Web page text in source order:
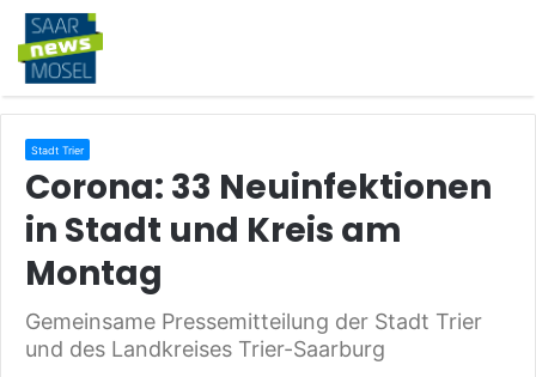
Stadt Trier
Corona: 33 Neuinfektionen
in Stadt und Kreis am
Montag
Gemeinsame Pressemitteilung der Stadt Trier
und des Landkreises Trier-Saarburg